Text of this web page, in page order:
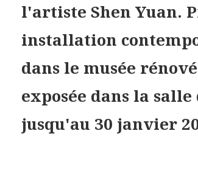
l'artiste Shen Yuan.
installation
dans le musée
exposée dans la salle
jusqu'au 30 janvier